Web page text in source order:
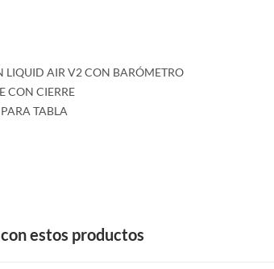
LIQUID AIR V2 CON BARÓMETRO
CON CIERRE
TABLA
estos productos